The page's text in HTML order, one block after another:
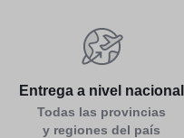
Entrega a nivel nacional
Todas las provincias
y regiones del país